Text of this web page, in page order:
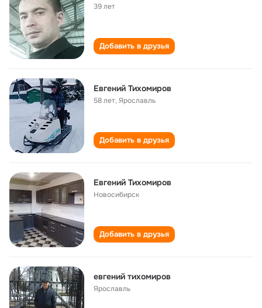
39 лет
Добавить в друзья
Евгений Тихомиров
58 лет,Ярославль
Добавить в друзья
Евгений Тихомиров
Новосибирск
Добавить в друзья
евгений тихомиров
Ярославль